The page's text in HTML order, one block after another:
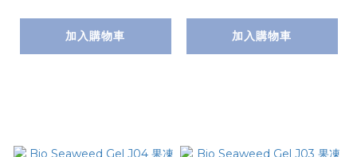
加入購物車 加入購物車